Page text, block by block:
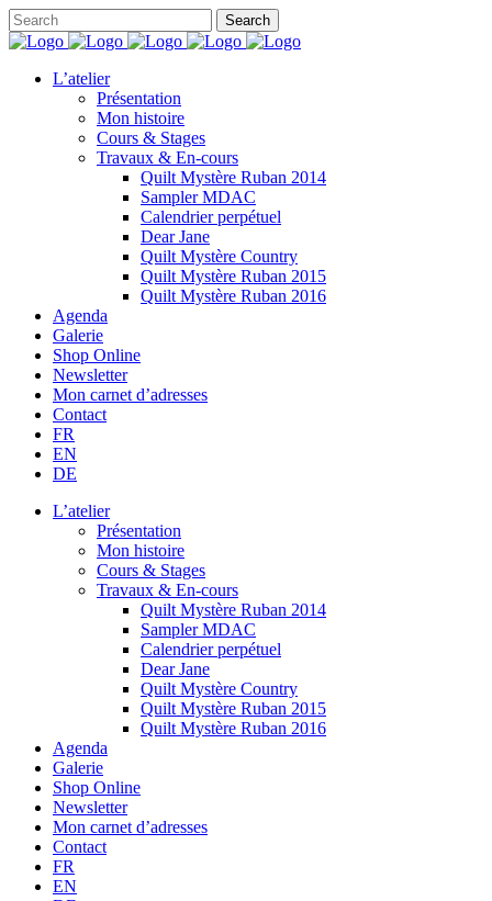
L’atelier
Présentation
Mon histoire
Cours & Stages
Travaux & En-cours
Quilt Mystère Ruban 2014
Sampler MDAC
Calendrier perpétuel
Dear Jane
Quilt Mystère Country
Quilt Mystère Ruban 2015
Quilt Mystère Ruban 2016
Agenda
Galerie
Shop Online
Newsletter
Mon carnet d’adresses
Contact
FR
EN
DE
L’atelier
Présentation
Mon histoire
Cours & Stages
Travaux & En-cours
Quilt Mystère Ruban 2014
Sampler MDAC
Calendrier perpétuel
Dear Jane
Quilt Mystère Country
Quilt Mystère Ruban 2015
Quilt Mystère Ruban 2016
Agenda
Galerie
Shop Online
Newsletter
Mon carnet d’adresses
Contact
FR
EN